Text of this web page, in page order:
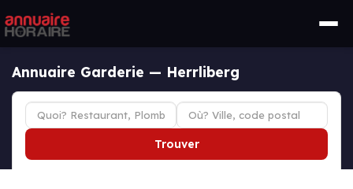
Annuaire Garderie — Herrliberg
Trouver